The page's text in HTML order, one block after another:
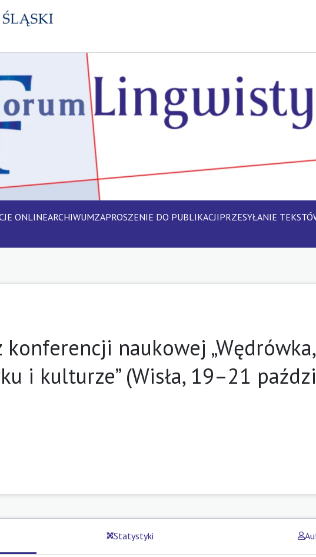
ONLINEARCHIWUMZAPROSZENIE DO PUBLIKACJIPRZESYŁANIE
naukowej
i kulturze” (Wisła, 19–21
Statystyki